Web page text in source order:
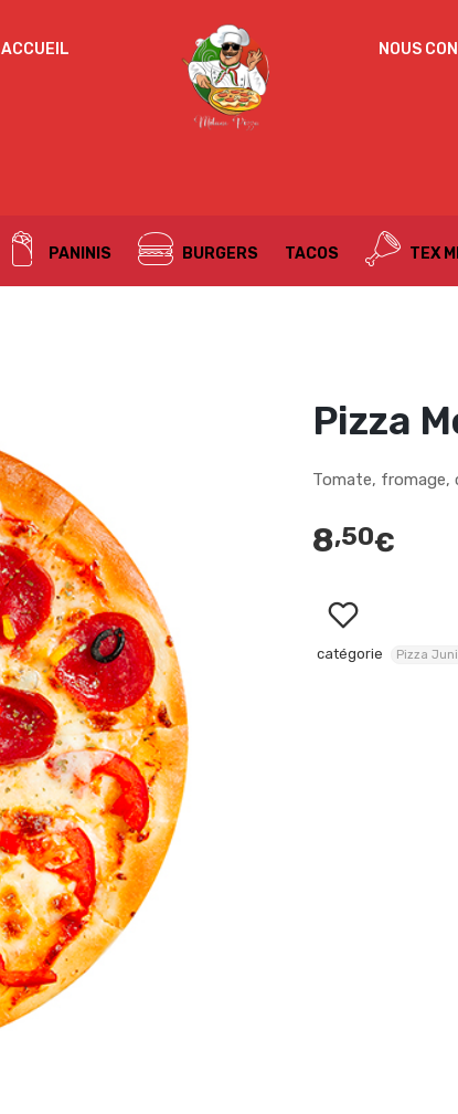
NOUS
ACCUEIL
Un mot de passe sera envoyé vers votre adresse
PANINIS BURGERS TACOS TEX
Pizza
Tomate, fromage,
8,50€
catégorie Pizza